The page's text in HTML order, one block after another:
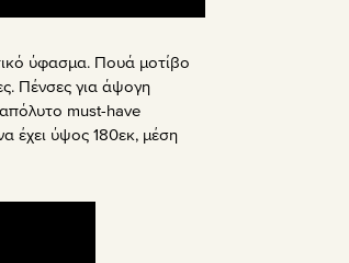
ύφασμα. Πουά μοτίβο
Πένσες για άψογη
must-have
έχει ύψος 180εκ, μέση